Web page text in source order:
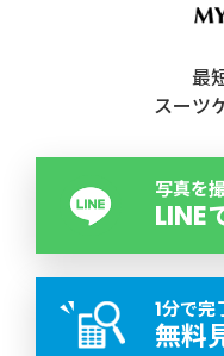
最
スーツ
写真を
LINE
1分で完
無料